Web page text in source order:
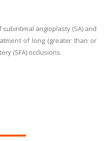
subintimal angioplasty (SA) and
of long (greater than or
(SFA) occlusions.